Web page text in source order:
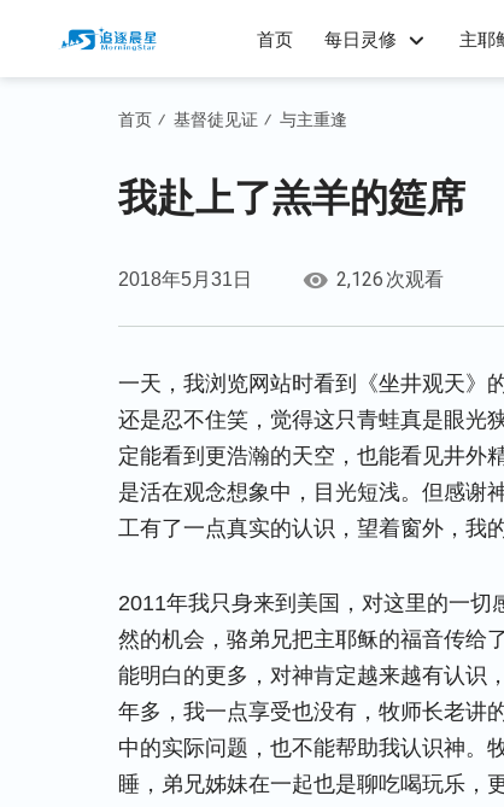
首页 每日灵修 主耶
首页 / 基督徒见证 / 与主重逢
我赴上了羔羊的筵席
2018年5月31日 2,126 次观看
一天，我浏览网站时看到《坐井观天》
还是忍不住笑，觉得这只青蛙真是眼光
定能看到更浩瀚的天空，也能看见井外
是活在观念想象中，目光短浅。但感谢
工有了一点真实的认识，望着窗外，
2011年我只身来到美国，对这里的一
然的机会，骆弟兄把主耶稣的福音传给
能明白的更多，对神肯定越来越有认识
年多，我一点享受也没有，牧师长老讲
中的实际问题，也不能帮助我认识神。
睡，弟兄姊妹在一起也是聊吃喝玩乐